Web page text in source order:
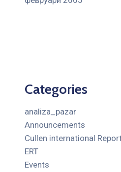
Categories
analiza_pazar
Announcements
Cullen international
ERT
Events